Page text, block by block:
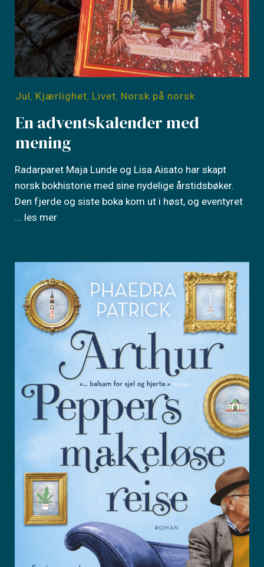
Jul, Kjærlighet, Livet, Norsk på norsk
En adventskalender med
mening
Radarparet Maja Lunde og Lisa Aisato har skapt
norsk bokhistorie med sine nydelige årstidsbøker.
Den fjerde og siste boka kom ut i høst, og eventyret
... les mer